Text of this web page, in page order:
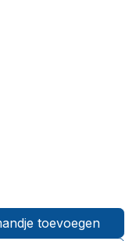
toevoegen